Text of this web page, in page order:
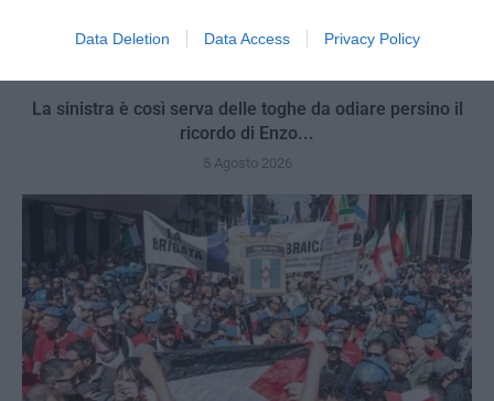
Data Deletion Data Access Privacy Policy
La sinistra è così serva delle toghe da odiare persino il
ricordo di Enzo...
5 Agosto 2026